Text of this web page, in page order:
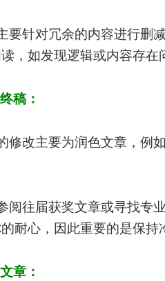
要针对冗余的内容进行删
，如发现逻辑或内容存在
稿：
修改主要为润色文章，例
阅往届获奖文章或寻找专
耐心，因此重要的是保持
章：